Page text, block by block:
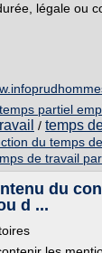
légale ou
temps partiel
/ temps
du temps
de travail
du
d ...